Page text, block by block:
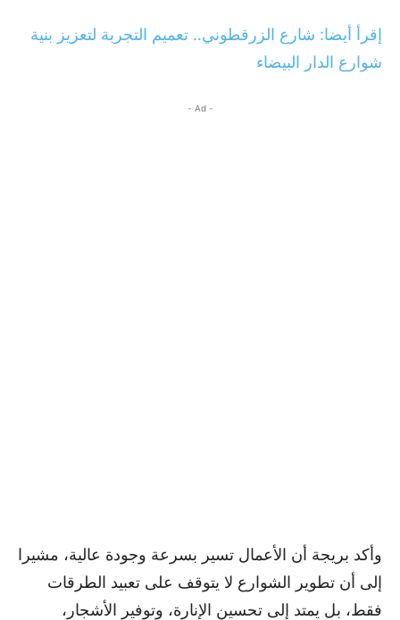
إقرأ أيضا: شارع الزرقطوني.. تعميم التجربة لتعزيز بنية
شوارع الدار البيضاء
- Ad -
وأكد بريجة أن الأعمال تسير بسرعة وجودة عالية، مشيرا
إلى أن تطوير الشوارع لا يتوقف على تعبيد الطرقات
فقط، بل يمتد إلى تحسين الإنارة، وتوفير الأشجار،